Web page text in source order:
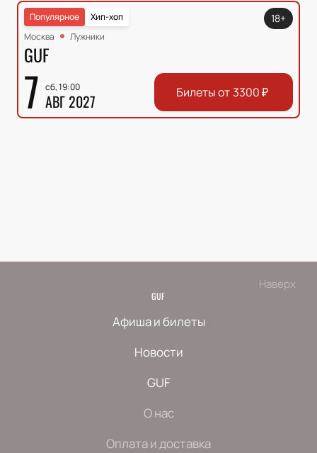
Хип-хоп
Популярное
Москва
Лужники
GUF
7 сб, 19:00
АВГ 2027
18+
Билеты от 3300₽
Наверх
GUF
Афиша и билеты
Новости
GUF
О нас
Оплата и доставка